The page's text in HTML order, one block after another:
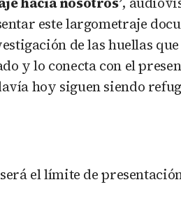
este largometraje
de las huellas
y lo conecta con el
hoy siguen siendo
el límite de